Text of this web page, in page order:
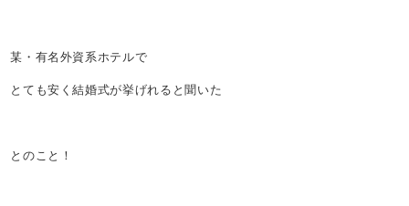
某・有名外資系ホテルで
とても安く結婚式が挙げれると聞いた
とのこと！